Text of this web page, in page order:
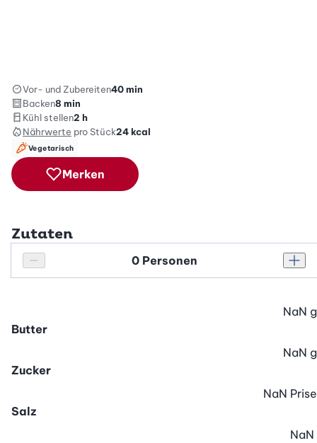
Vor- und Zubereiten40 min
Backen8 min
Kühl stellen2 h
Nährwerte pro Stück24kcal
Vegetarisch
Merken
Zutaten
Personenanzahl verringern
Personenanzahl
Butter
NaN g
Zucker
NaN g
Salz
NaN Prise
NaN